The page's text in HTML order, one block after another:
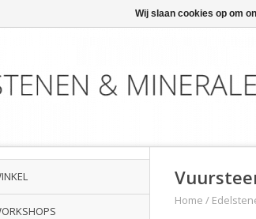
Home /
Wij slaan cookies op om